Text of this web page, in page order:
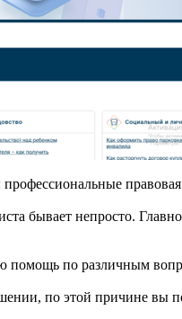
бывает непросто.
помощь по различным
по этой причине вы